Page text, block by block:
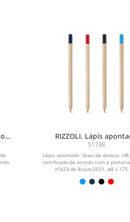
RIZZOLI. Lápis
51738
Lápis apontado. Grau de dureza:
certificado de acordo com a
nº423 de 8/out/2021. ø8 x 175